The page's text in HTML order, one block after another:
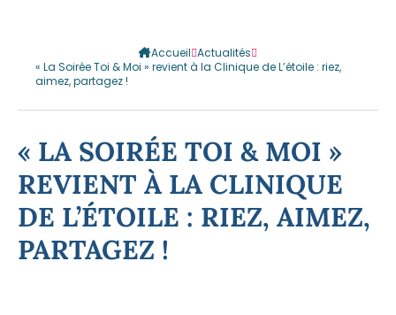
Accueil Actualités
« La Soirée Toi & Moi » revient à la Clinique de L’étoile : riez,
aimez, partagez !
« LA SOIRÉE TOI & MOI »
REVIENT À LA CLINIQUE
DE L’ÉTOILE : RIEZ, AIMEZ,
PARTAGEZ !